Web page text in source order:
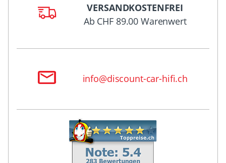
VERSANDKOSTENFREI
Ab CHF 89.00 Warenwert
info@discount-car-hifi.ch